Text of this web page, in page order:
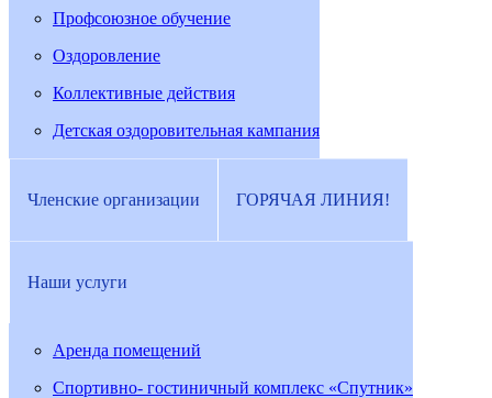
Профсоюзное обучение
Оздоровление
Коллективные действия
Детская оздоровительная кампания
Членские организации ГОРЯЧАЯ ЛИНИЯ!
Наши услуги
Аренда помещений
Спортивно- гостиничный комплекс «Спутник»